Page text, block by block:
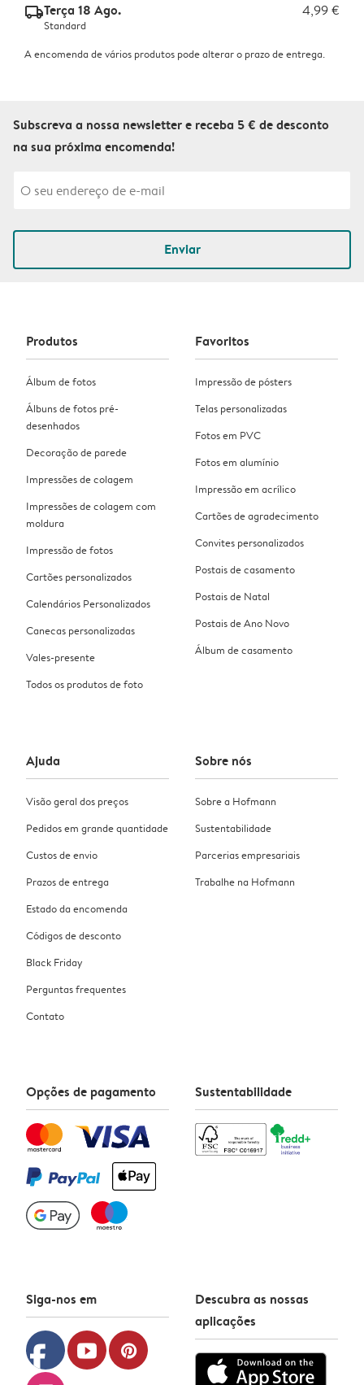
delivery_standard_v2Terça 18 Ago. 4,99 €
Standard
A encomenda de vários produtos pode alterar o prazo de entrega.
Subscreva a nossa newsletter e receba 5 € de desconto
na sua próxima encomenda!
Enviar
Produtos
Álbum de fotos
Álbuns de fotos pré-
desenhados
Decoração de parede
Impressões de colagem
Impressões de colagem com
moldura
Impressão de fotos
Cartões personalizados
Calendários Personalizados
Canecas personalizadas
Vales-presente
Todos os produtos de foto
Favoritos
Impressão de pósters
Telas personalizadas
Fotos em PVC
Fotos em alumínio
Impressão em acrílico
Cartões de agradecimento
Convites personalizados
Postais de casamento
Postais de Natal
Postais de Ano Novo
Álbum de casamento
Ajuda
Visão geral dos preços
Pedidos em grande quantidade
Custos de envio
Prazos de entrega
Estado da encomenda
Códigos de desconto
Black Friday
Perguntas frequentes
Contato
Sobre nós
Sobre a Hofmann
Sustentabilidade
Parcerias empresariais
Trabalhe na Hofmann
Opções de pagamento Sustentabilidade
Siga-nos em
facebook youtube pinterest
Descubra as nossas
aplicações